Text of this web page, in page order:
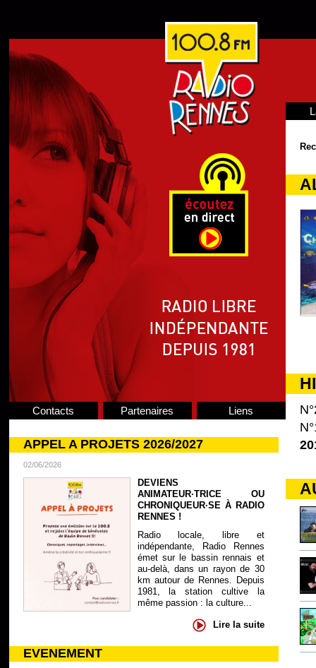
Contacts Partenaires Liens
APPEL A PROJETS 2026/2027
02/06/2026
DEVIENS
ANIMATEUR·TRICE OU
CHRONIQUEUR·SE À RADIO
RENNES !
Radio locale, libre et
indépendante, Radio Rennes
émet sur le bassin rennais et
au-delà, dans un rayon de 30
km autour de Rennes. Depuis
1981, la station cultive la
même passion : la culture...
Lire la suite
EVENEMENT